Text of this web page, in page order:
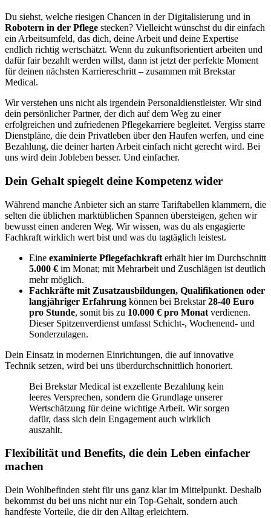
Du siehst, welche riesigen Chancen in der Digitalisierung und in
Robotern in der Pflege stecken? Vielleicht wünschst du dir einfach
ein Arbeitsumfeld, das dich, deine Arbeit und deine Expertise
endlich richtig wertschätzt. Wenn du zukunftsorientiert arbeiten und
dafür fair bezahlt werden willst, dann ist jetzt der perfekte Moment
für deinen nächsten Karriereschritt – zusammen mit Brekstar
Medical.
Wir verstehen uns nicht als irgendein Personaldienstleister. Wir sind
dein persönlicher Partner, der dich auf dem Weg zu einer
erfolgreichen und zufriedenen Pflegekarriere begleitet. Vergiss starre
Dienstpläne, die dein Privatleben über den Haufen werfen, und eine
Bezahlung, die deiner harten Arbeit einfach nicht gerecht wird. Bei
uns wird dein Jobleben besser. Und einfacher.
Dein Gehalt spiegelt deine Kompetenz wider
Während manche Anbieter sich an starre Tariftabellen klammern, die
selten die üblichen marktüblichen Spannen übersteigen, gehen wir
bewusst einen anderen Weg. Wir wissen, was du als engagierte
Fachkraft wirklich wert bist und was du tagtäglich leistest.
Eine examinierte Pflegefachkraft erhält hier im Durchschnitt
5.000 € im Monat; mit Mehrarbeit und Zuschlägen ist deutlich
mehr möglich.
Fachkräfte mit Zusatz­ausbildungen, Qualifikationen oder
langjähriger Erfahrung können bei Brekstar28-40 Euro
pro Stunde, somit bis zu 10.000 € pro Monat verdienen.
Dieser Spitzenverdienst umfasst Schicht‑, Wochenend‑ und
Sonderzulagen.
Dein Einsatz in modernen Einrichtungen, die auf innovative
Technik setzen, wird bei uns überdurchschnittlich honoriert.
Bei Brekstar Medical ist exzellente Bezahlung kein
leeres Versprechen, sondern die Grundlage unserer
Wertschätzung für deine wichtige Arbeit. Wir sorgen
dafür, dass sich dein Engagement auch wirklich
auszahlt.
Flexibilität und Benefits, die dein Leben einfacher
machen
Dein Wohlbefinden steht für uns ganz klar im Mittelpunkt. Deshalb
bekommst du bei uns nicht nur ein Top-Gehalt, sondern auch
handfeste Vorteile, die dir den Alltag erleichtern.